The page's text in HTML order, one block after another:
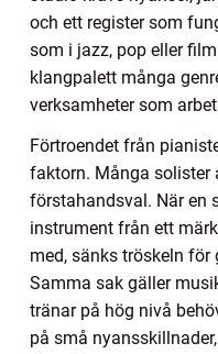
och ett register som
som i jazz, pop eller
klangpalett många
verksamheter som
Förtroendet från
faktorn. Många solister
förstahandsval. När en
instrument från ett
med, sänks tröskeln
Samma sak gäller
tränar på hög nivå
på små